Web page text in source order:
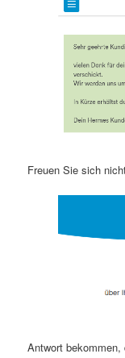
Freuen Sie sich
Antwort